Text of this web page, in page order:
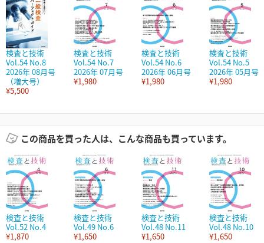
検査と技術
Vol.54 No.8
2026年 08月号
（増大号）
¥5,500
検査と技術
Vol.54 No.7
2026年 07月号
¥1,980
検査と技術
Vol.54 No.6
2026年 06月号
¥1,980
検査と技術
Vol.54 No.5
2026年 05月号
¥1,980
この商品を買った人は、こんな商品も買っています。
検査と技術
Vol.52 No.4
¥1,870
検査と技術
Vol.49 No.6
¥1,650
検査と技術
Vol.48 No.11
¥1,650
検査と技術
Vol.48 No.10
¥1,650